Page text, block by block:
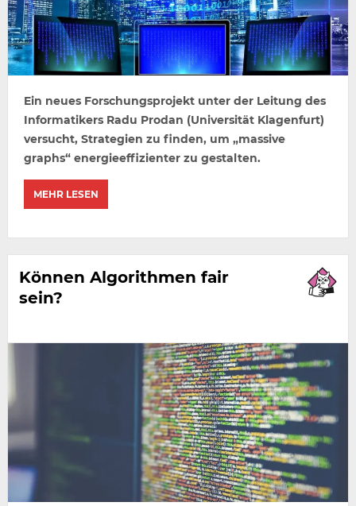
Ein neues Forschungsprojekt unter der Leitung des
Informatikers Radu Prodan (Universität Klagenfurt)
versucht, Strategien zu finden, um „massive
graphs“ energieeffizienter zu gestalten.
MEHR LESEN
Können Algorithmen fair
sein?